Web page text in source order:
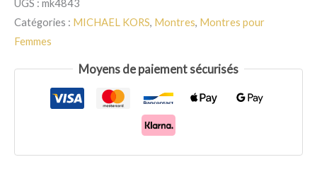
Petite
Lexington
Argenté
UGS : mk4843
Catégories : MICHAEL KORS, Montres, Montres pour
Femmes
Moyens de paiement sécurisés